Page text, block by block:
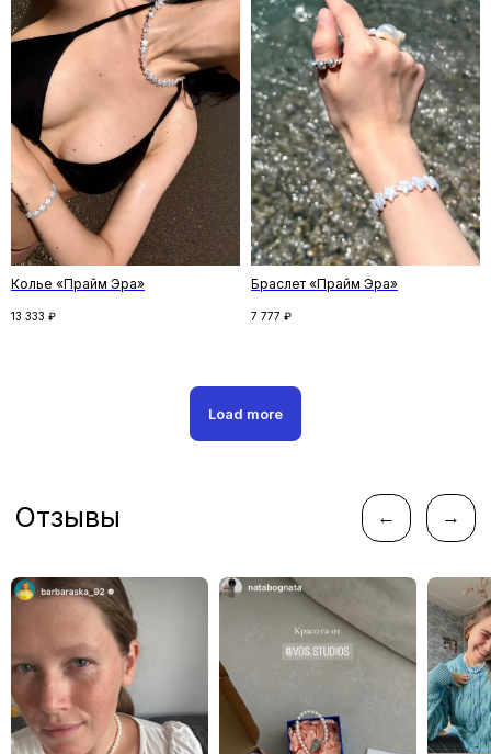
Колье «Прайм Эра»
13 333 ₽
Браслет «Прайм Эра»
7 777 ₽
Load more
Подпишитесь на рассылку и получите
скидку на первый заказ. Рассказываем
о новинках и спецпредложениях,
и делимся удивительными историями
Скидка на первый заказ
ПОДПИСАТЬСЯ
Следите за новостями
instagram*